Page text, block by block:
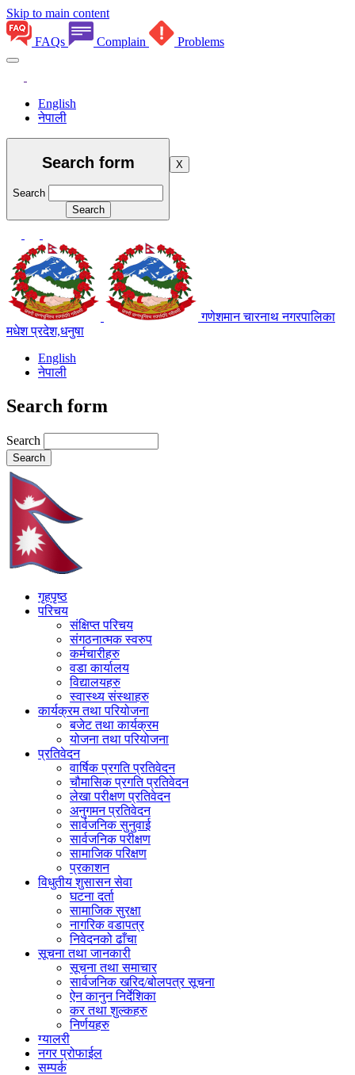
Skip to main content
FAQs Complain Problems
English
नेपाली
Search form
Search
X
गणेशमान चारनाथ नगरपालिका
मधेश प्रदेश,धनुषा
English
नेपाली
Search form
Search
गृहपृष्ठ
परिचय
संक्षिप्त परिचय
संगठनात्मक स्वरुप
कर्मचारीहरु
वडा कार्यालय
विद्यालयहरु
स्वास्थ्य संस्थाहरु
कार्यक्रम तथा परियोजना
बजेट तथा कार्यक्रम
योजना तथा परियोजना
प्रतिवेदन
वार्षिक प्रगति प्रतिवेदन
चौमासिक प्रगति प्रतिवेदन
लेखा परीक्षण प्रतिवेदन
अनुगमन प्रतिवेदन
सार्वजनिक सुनुवाई
सार्वजनिक परीक्षण
सामाजिक परिक्षण
प्रकाशन
विधुतीय शुसासन सेवा
घटना दर्ता
सामाजिक सुरक्षा
नागरिक वडापत्र
निवेदनको ढाँचा
सूचना तथा जानकारी
सूचना तथा समाचार
सार्वजनिक खरिद/बोलपत्र सूचना
ऐन कानुन निर्देशिका
कर तथा शुल्कहरु
निर्णयहरु
ग्यालरी
नगर प्रोफाईल
सम्पर्क